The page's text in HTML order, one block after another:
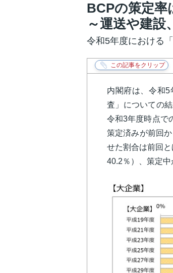
BCPの策定率
～運送や建設
令和5年度における
内閣府は、令和
査」についての
令和3年度時点で
策定済みが前回
せた割合は前回
40.2％）、策定中